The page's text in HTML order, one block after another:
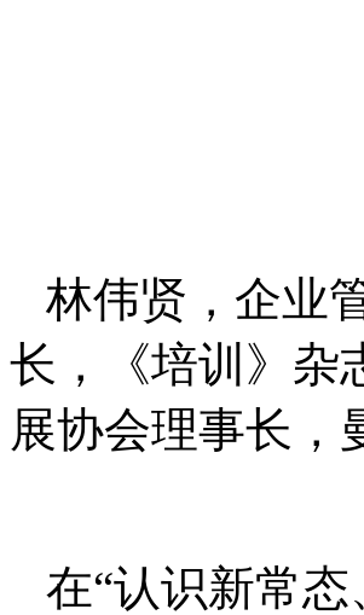
林伟贤，企业
长，《培训》杂
展协会理事长，
在“认识新常态